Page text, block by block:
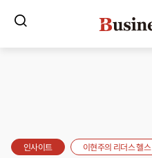
인사이트 이현주의 리더스 헬스